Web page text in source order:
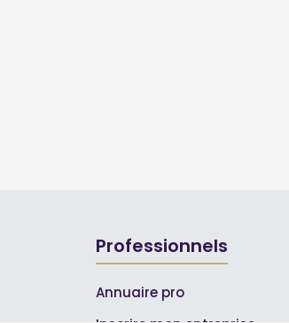
Professionnels
Annuaire pro